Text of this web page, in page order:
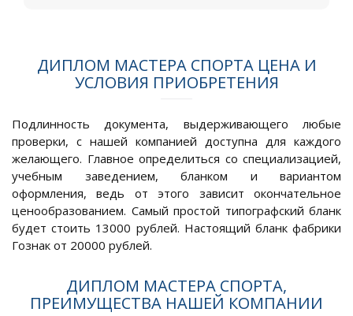
ДИПЛОМ МАСТЕРА СПОРТА ЦЕНА И
УСЛОВИЯ ПРИОБРЕТЕНИЯ
Подлинность документа, выдерживающего любые
проверки, с нашей компанией доступна для каждого
желающего. Главное определиться со специализацией,
учебным заведением, бланком и вариантом
оформления, ведь от этого зависит окончательное
ценообразованием. Самый простой типографский бланк
будет стоить 13000 рублей. Настоящий бланк фабрики
Гознак от 20000 рублей.
ДИПЛОМ МАСТЕРА СПОРТА,
ПРЕИМУЩЕСТВА НАШЕЙ КОМПАНИИ